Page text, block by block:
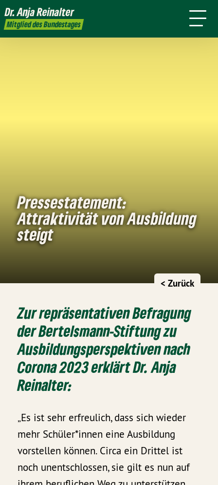
Dr. AnjaReinalter
Mitglied des Bundestages
Pressestatement:
Attraktivität von Ausbildung
steigt
< Zurück
Zur repräsentativen Befragung
der Bertelsmann-Stiftung zu
Ausbildungsperspektiven nach
Corona 2023 erklärt Dr. Anja
Reinalter:
„Es ist sehr erfreulich, dass sich wieder
mehr Schüler*innen eine Ausbildung
vorstellen können. Circa ein Drittel ist
noch unentschlossen, sie gilt es nun auf